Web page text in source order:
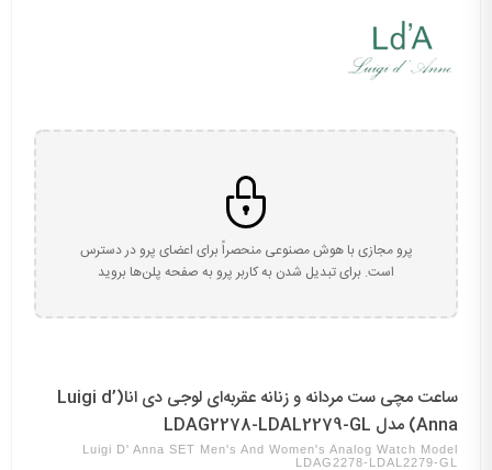
پرو مجازی با هوش مصنوعی منحصراً برای اعضای پرو در دسترس
است. برای تبدیل شدن به کاربر پرو به صفحه پلن‌ها بروید
ساعت مچی ست مردانه و زنانه عقربه‌ای لوجی دی انا(Luigi d’
Anna) مدل LDAG2278-LDAL2279-GL
Luigi D' Anna SET Men's And Women's Analog Watch Model
LDAG2278-LDAL2279-GL